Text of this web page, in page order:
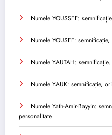
Numele YOUSSEF:
Numele YOUSEF:
Numele YAUTAH:
Numele YAUK: semnificație,
Numele Yath-Amir-Bayyin:
personalitate